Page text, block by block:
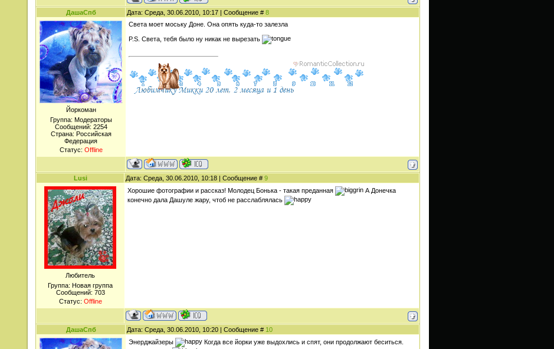
ДашаСпб Дата: Среда, 30.06.2010, 10:17 | Сообщение # 8
Йоркоман
Группа: Модераторы
Сообщений: 2254
Страна: Российская
Федерация
Статус: Offline
Света моет моську Доне. Она опять куда-то залезла
P.S. Света, тебя было ну никак не вырезать
Lusi Дата: Среда, 30.06.2010, 10:18 | Сообщение # 9
Любитель
Группа: Новая группа
Сообщений: 703
Статус: Offline
Хорошие фотографии и рассказ! Молодец Бонька - такая преданная
А Донечка
конечно дала Дашуле жару, чтоб не расслаблялась
ДашаСпб Дата: Среда, 30.06.2010, 10:20 | Сообщение # 10
Энерджайзеры
Когда все йорки уже выдохлись и спят, они продолжают беситься.